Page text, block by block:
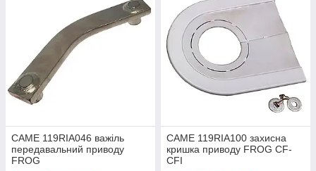
CAME 119RIA046 важіль
передавальний приводу
FROG
CAME 119RIA100 захисна
кришка приводу FROG CF-
CFI